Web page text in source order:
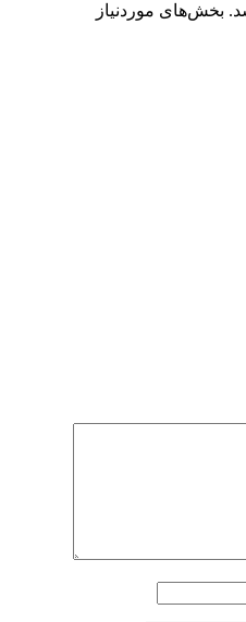
بخش‌های موردنیاز